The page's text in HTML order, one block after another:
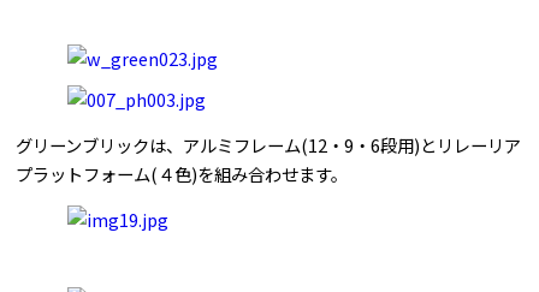
グリーンブリックは、アルミフレーム(12・9・6段用)とリレーリア
プラットフォーム(４色)を組み合わせます。